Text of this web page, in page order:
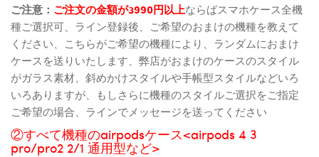
ご注意： ご注文の金額が3990円以上ならばスマホケース全機
種ご選択可、ライン登録後、ご希望のおまけの機種を教えて
ください、こちらがご希望の機種により、ランダムにおまけ
ケースを送りいたします、弊店がおまけのケースのスタイル
がガラス素材、斜めかけスタイルや手帳型スタイルなどいろ
いろありますが、もしさらに機種のスタイルご選択をご指定
ご希望の場合、ラインでメッセージを送ってください
②すべて機種のairpodsケース<airpods 4 3
pro/pro2 2/1 通用型など>